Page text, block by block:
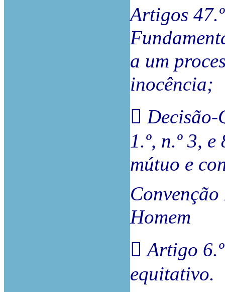
Artigos
a um
inocência;

1.º, n.º 3,
mútuo e
Homem
 Artigo
equitativo.